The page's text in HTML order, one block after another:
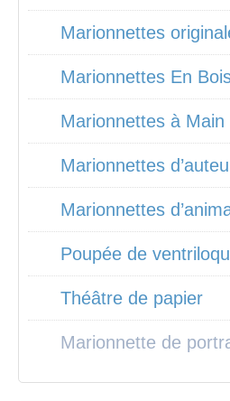
Marionnettes
Marionnettes En
Marionnettes à Main
Marionnettes
Marionnettes
Poupée de
Théâtre de papier
Marionnette de